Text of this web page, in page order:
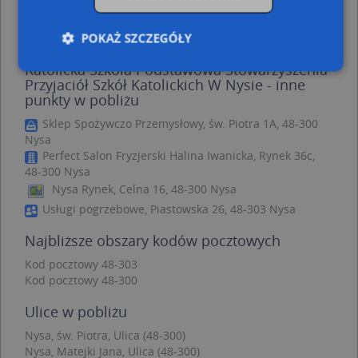
Nysa, Bracka 18, Ulica (48-300) (→ 76 m)
Katolicka Szkoła Podstawowa Stowarzyszenia
Przyjaciół Szkół Katolickich W Nysie - inne
punkty w pobliżu
Sklep Spożywczo Przemysłowy, św. Piotra 1A, 48-300
Nysa
Perfect Salon Fryzjerski Halina Iwanicka, Rynek 36c,
48-300 Nysa
Nysa Rynek, Celna 16, 48-300 Nysa
Usługi pogrzebowe, Piastowska 26, 48-303 Nysa
Najbliższe obszary kodów pocztowych
Kod pocztowy 48-303
Kod pocztowy 48-300
Ulice w pobliżu
Nysa, św. Piotra, Ulica (48-300)
Nysa, Matejki Jana, Ulica (48-300)
POKAŻ SZCZEGÓŁY
Niezbędne
Funkcjonalność
Niesklasyfikowane
Niezbędne pliki cookie umożliwiają korzystanie z
podstawowych funkcji strony internetowej, takich
jak logowanie użytkownika i zarządzanie kontem.
Bez niezbędnych plików cookie nie można
prawidłowo korzystać ze strony internetowej.
Nazwa
Domena
przechowywania
APPSESSID
CookieScriptConsent